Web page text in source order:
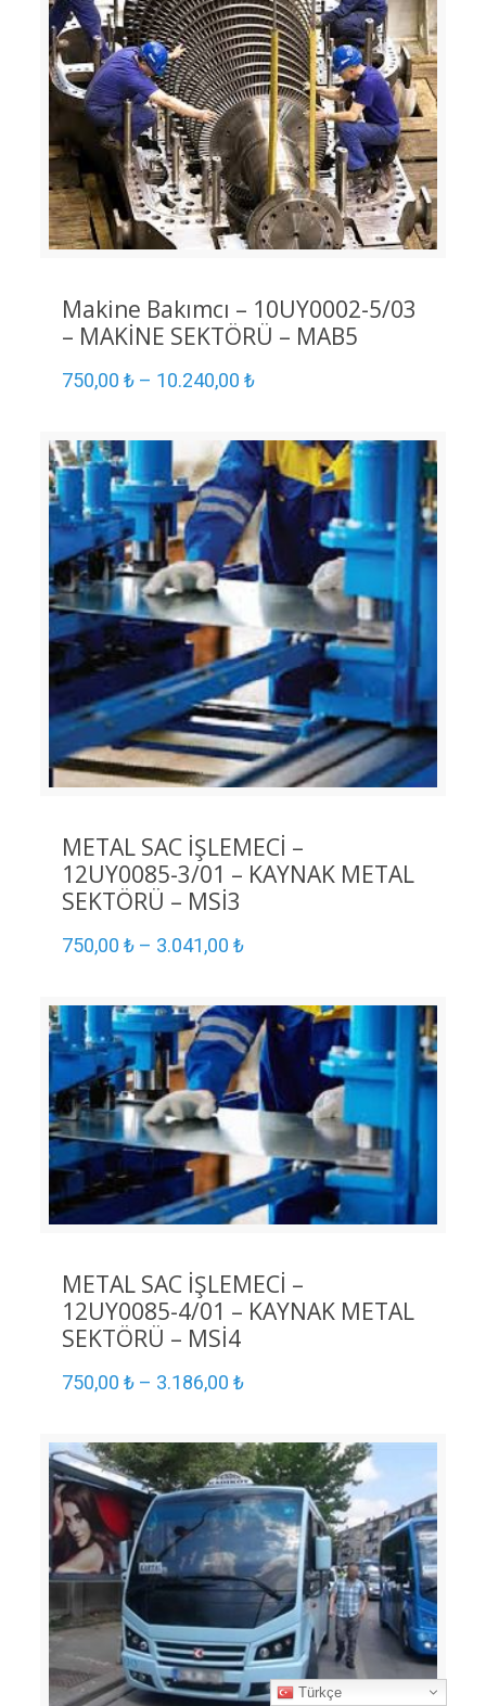
Makine Bakımcı – 10UY0002-5/03
– MAKİNE SEKTÖRÜ – MAB5
750,00 ₺– 10.240,00 ₺
METAL SAC İŞLEMECİ –
12UY0085-3/01 – KAYNAK METAL
SEKTÖRÜ – MSİ3
750,00 ₺– 3.041,00 ₺
METAL SAC İŞLEMECİ –
12UY0085-4/01 – KAYNAK METAL
SEKTÖRÜ – MSİ4
750,00 ₺– 3.186,00 ₺
Türkçe